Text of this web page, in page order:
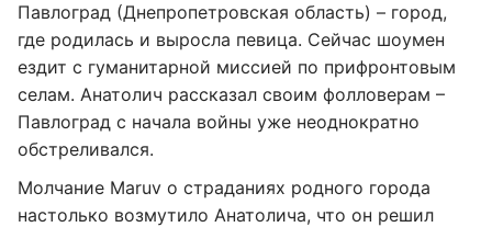
Павлоград (Днепропетровская область) – город,
где родилась и выросла певица. Сейчас шоумен
ездит с гуманитарной миссией по прифронтовым
селам. Анатолич рассказал своим фолловерам –
Павлоград с начала войны уже неоднократно
обстреливался.
Молчание Maruv о страданиях родного города
настолько возмутило Анатолича, что он решил